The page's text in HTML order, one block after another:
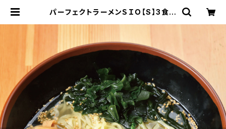
パーフェクトラーメンＳＩＯ【S】3食セ